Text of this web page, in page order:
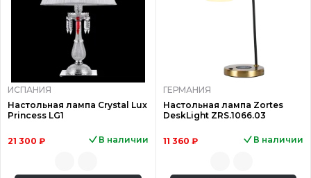
ИСПАНИЯ
Настольная лампа Crystal Lux
Princess LG1
21 300 ₽ В наличии
ГЕРМАНИЯ
Настольная лампа Zortes
DeskLight ZRS.1066.03
11 360 ₽ В наличии